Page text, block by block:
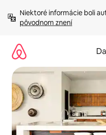
obsah.
Niektoré informácie boli
pôvodnom znení